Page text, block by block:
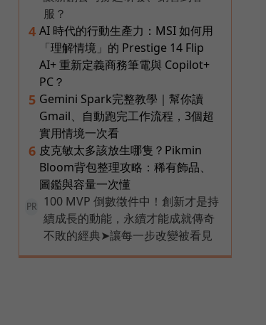
服？
4 AI 時代的行動生產力：MSI 如何用
「理解情境」的 Prestige 14 Flip
AI+ 重新定義商務筆電與 Copilot+
PC？
5 Gemini Spark完整教學｜幫你讀
Gmail、自動跑完工作流程，3個超
實用情境一次看
6 皮克敏太多該放生哪隻？Pikmin
Bloom背包整理攻略：稀有飾品、
圖鑑與容量一次懂
PR
100 MVP 倒數徵件中！創新才是持
續成長的動能，永續才能成就傳奇
不敗的經典➤讓每一步改變被看見